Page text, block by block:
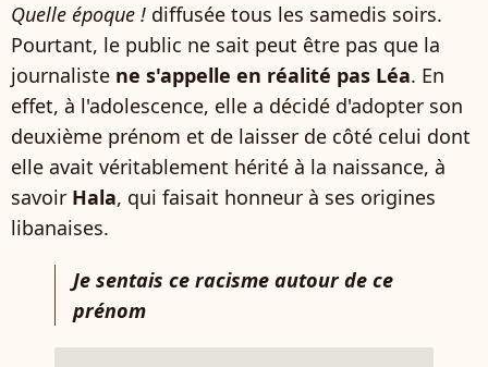
Quelle époque ! diffusée tous les samedis soirs.
Pourtant, le public ne sait peut être pas que la
journaliste ne s'appelle en réalité pas Léa. En
effet, à l'adolescence, elle a décidé d'adopter son
deuxième prénom et de laisser de côté celui dont
elle avait véritablement hérité à la naissance, à
savoir Hala, qui faisait honneur à ses origines
libanaises.
Je sentais ce racisme autour de ce
prénom